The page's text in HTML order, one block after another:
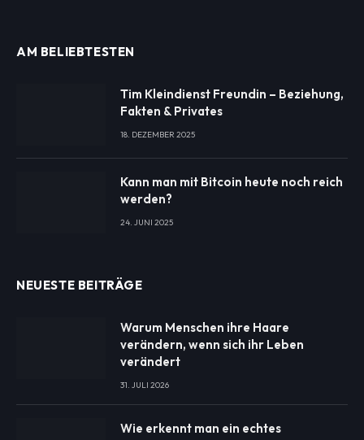
AM BELIEBTESTEN
Tim Kleindienst Freundin – Beziehung,
Fakten & Privates
18. DEZEMBER 2025
Kann man mit Bitcoin heute noch reich
werden?
24. JUNI 2025
NEUESTE BEITRÄGE
Warum Menschen ihre Haare
verändern, wenn sich ihr Leben
verändert
31. JULI 2026
Wie erkennt man ein echtes